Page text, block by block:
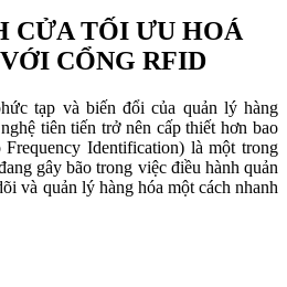
CỬA TỐI ƯU HOÁ
CỔNG RFID
tạp và biến đổi của quản lý hàng
tiên tiến trở nên cấp thiết hơn bao
Identification) là một trong
gây bão trong việc điều hành quản
và quản lý hàng hóa một cách nhanh